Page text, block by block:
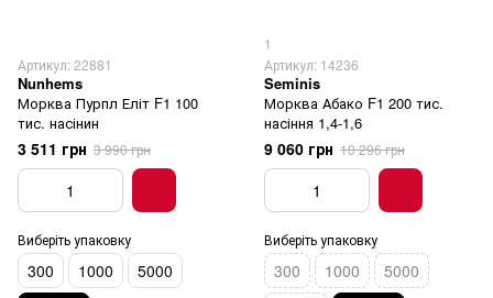
Артикул: 22881
Nunhems
Морква Пурпл Еліт F1 100
тис. насінин
3 511 грн 3 990 грн
Виберіть упаковку
300 1000
5000
1
Артикул: 14236
Seminis
Морква Абако F1 200 тис.
насіння 1,4-1,6
9 060 грн 10 296 грн
Виберіть упаковку
300 1000
5000